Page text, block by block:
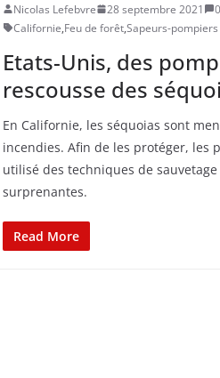
Nicolas Lefebvre 28 septembre 2021
Californie,Feu de forêt,Sapeurs-pompiers
Etats-Unis, des
rescousse des
En Californie, les séquoias sont
incendies. Afin de les protéger, les
utilisé des techniques de sauvetage
surprenantes.
Read More